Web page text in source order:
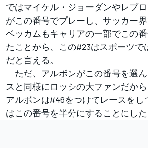
ではマイケル・ジョーダンやレブ
がこの番号でプレーし、サッカー界
ベッカムもキャリアの一部でこの
たことから、この#23はスポーツで
だと言える。
ただ、アルボンがこの番号を選ん
スと同様にロッシの大ファンだか
アルボンは#46をつけてレースをし
はこの番号を半分にすることにした